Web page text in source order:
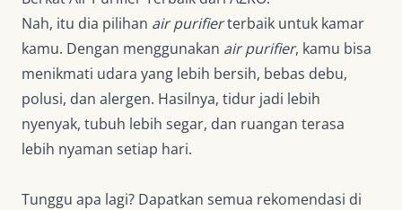
Nah, itu dia pilihan air purifierterbaik untuk kamar
kamu. Dengan menggunakan air purifier, kamu bisa
menikmati udara yang lebih bersih, bebas debu,
polusi, dan alergen. Hasilnya, tidur jadi lebih
nyenyak, tubuh lebih segar, dan ruangan terasa
lebih nyaman setiap hari.
Tunggu apa lagi? Dapatkan semua rekomendasi di